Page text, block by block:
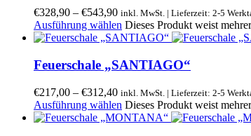
€328,90 – €543,90 inkl. MwSt. | Lieferzeit: 2-5
Ausführung wählen Dieses Produkt weist
Feuerschale „SANTIAGO“
€217,00 – €312,40 inkl. MwSt. | Lieferzeit: 2-5
Ausführung wählen Dieses Produkt weist